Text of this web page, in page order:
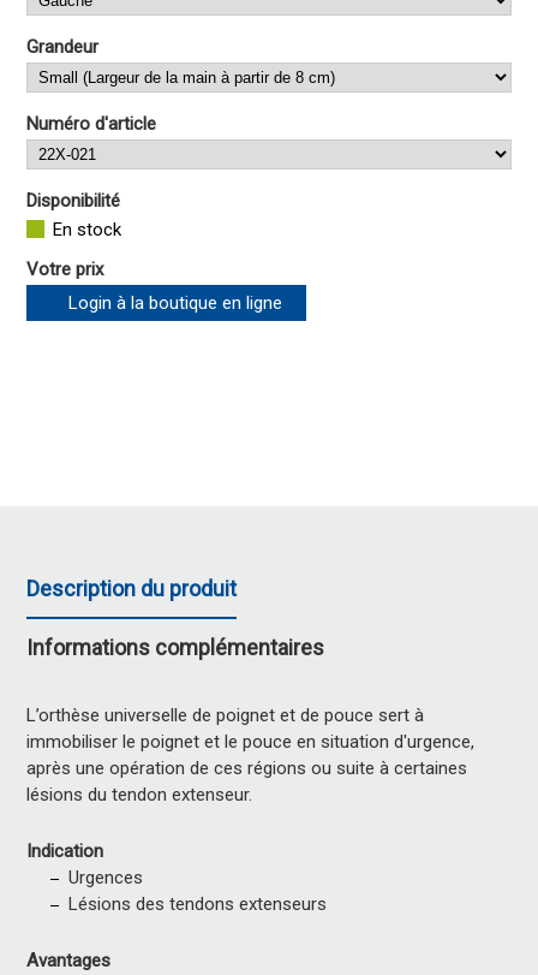
Grandeur
Numéro d'article
Disponibilité
En stock
Votre prix
Login à la boutique en ligne
Description du produit
Informations complémentaires
L’orthèse universelle de poignet et de pouce sert à
immobiliser le poignet et le pouce en situation d'urgence,
après une opération de ces régions ou suite à certaines
lésions du tendon extenseur.
Indication
Urgences
Lésions des tendons extenseurs
Avantages